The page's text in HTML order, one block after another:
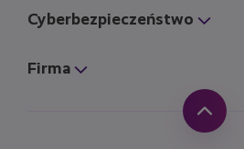
Cyberbezpieczeństwo
Firma